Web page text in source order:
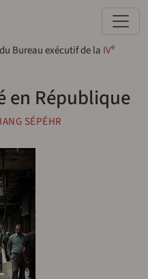
Bureau exécutif de la IVe
en République
SÉPÉHR